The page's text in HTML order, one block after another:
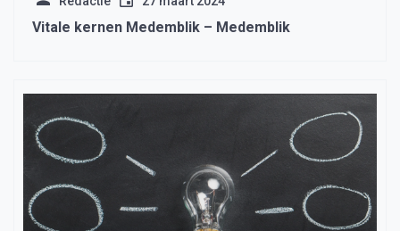
Vitale kernen Medemblik – Medemblik